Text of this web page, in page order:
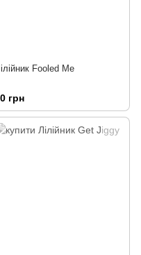
Fooled Me
грн